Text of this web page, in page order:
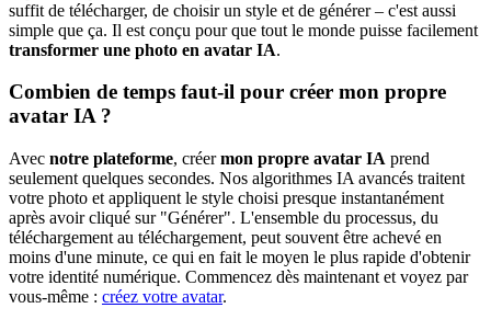
suffit de télécharger, de choisir un style et de générer – c'est aussi
simple que ça. Il est conçu pour que tout le monde puisse facilement
transformer une photo en avatar IA.
Combien de temps faut-il pour créer mon propre
avatar IA ?
Avec notre plateforme, créermon propre avatar IA prend
seulement quelques secondes. Nos algorithmes IA avancés traitent
votre photo et appliquent le style choisi presque instantanément
après avoir cliqué sur "Générer". L'ensemble du processus, du
téléchargement au téléchargement, peut souvent être achevé en
moins d'une minute, ce qui en fait le moyen le plus rapide d'obtenir
votre identité numérique. Commencez dès maintenant et voyez par
vous-même : créez votre avatar.